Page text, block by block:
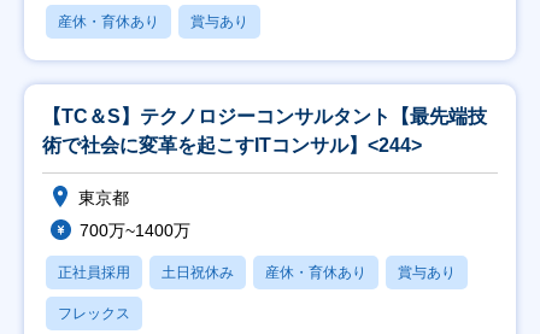
産休・育休あり 賞与あり
【TC＆S】テクノロジーコンサルタント【最先端技
術で社会に変革を起こすITコンサル】<244>
東京都
700万~1400万
正社員採用 土日祝休み 産休・育休あり 賞与あり
フレックス